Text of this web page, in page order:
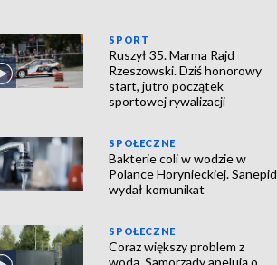
SPORT
Ruszył 35. Marma Rajd
Rzeszowski. Dziś honorowy
start, jutro początek
sportowej rywalizacji
SPOŁECZNE
Bakterie coli w wodzie w
Polance Horynieckiej. Sanepid
wydał komunikat
SPOŁECZNE
Coraz większy problem z
wodą. Samorządy apelują o